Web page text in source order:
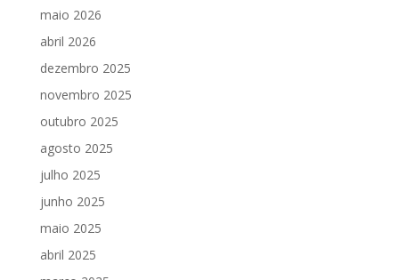
maio 2026
abril 2026
dezembro 2025
novembro 2025
outubro 2025
agosto 2025
julho 2025
junho 2025
maio 2025
abril 2025